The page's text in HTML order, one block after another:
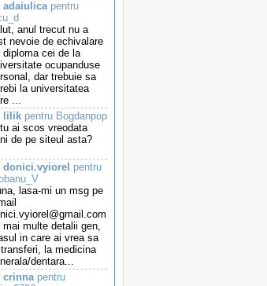
adaiulicapentru
anul trecut nu a
nevoie de echivalare
diploma cei de la
ocupanduse
dar trebuie sa
la universitatea
...
lilik pentru Bogdanpop
ai scos vreodata
de pe siteul asta?
donici.vyiorel pentru
lasa-mi un msg pe
mai multe detalii gen,
in care ai vrea sa
la medicina
dentara...
crinnapentru